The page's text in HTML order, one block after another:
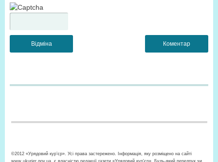
©2012 «Урядовий кур’єр». Усі права застережено. Інформація, яку розміщено на сайті